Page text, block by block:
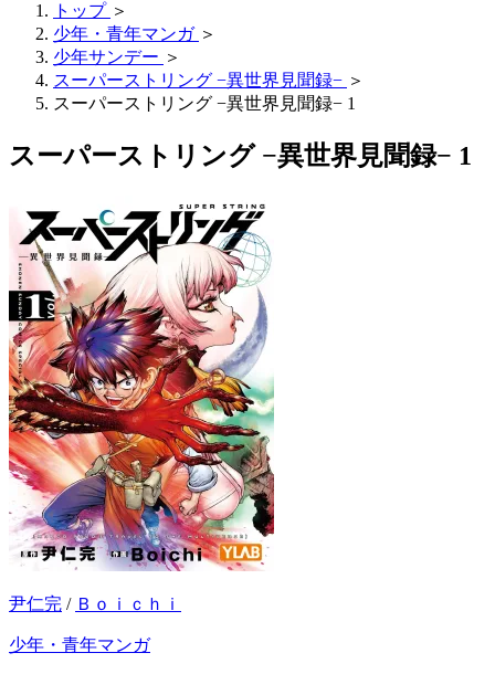
トップ ＞
少年・青年マンガ ＞
少年サンデー ＞
スーパーストリング −異世界見聞録− ＞
スーパーストリング −異世界見聞録− 1
スーパーストリング −異世界見聞録− 1
尹仁完 / Ｂｏｉｃｈｉ
少年・青年マンガ